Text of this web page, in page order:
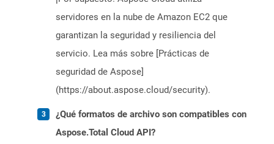
servidores en la nube de Amazon EC2 que
garantizan la seguridad y resiliencia del
servicio. Lea más sobre [Prácticas de
seguridad de Aspose]
(https://about.aspose.cloud/security).
¿Qué formatos de archivo son compatibles con
Aspose.Total Cloud API?